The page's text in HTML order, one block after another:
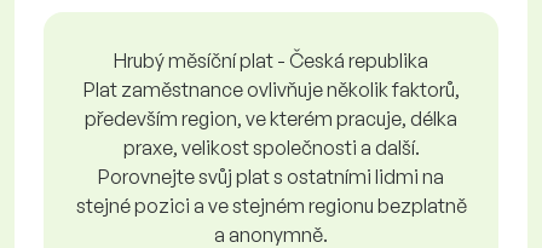
Hrubý měsíční plat - Česká republika
Plat zaměstnance ovlivňuje několik faktorů,
především region, ve kterém pracuje, délka
praxe, velikost společnosti a další.
Porovnejte svůj plat s ostatními lidmi na
stejné pozici a ve stejném regionu bezplatně
a anonymně.